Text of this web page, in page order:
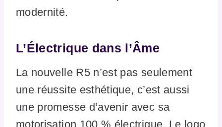
modernité.
L’Électrique dans l’Âme
La nouvelle R5 n’est pas seulement
une réussite esthétique, c’est aussi
une promesse d’avenir avec sa
motorisation 100 % électrique. Le logo